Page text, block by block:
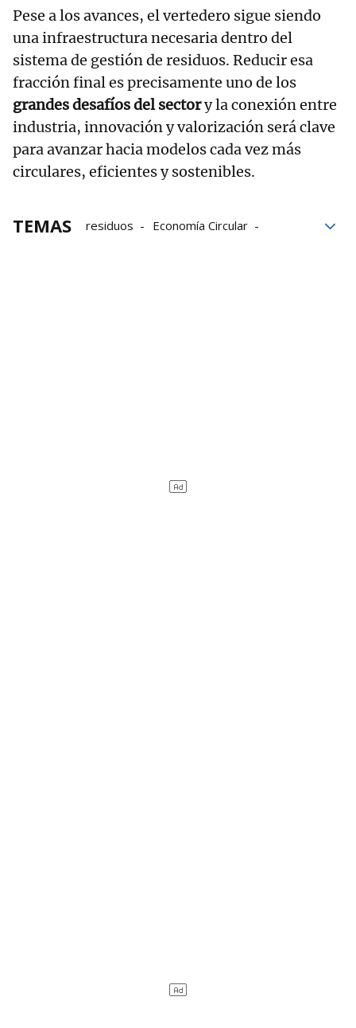
Pese a los avances, el vertedero sigue siendo
una infraestructura necesaria dentro del
sistema de gestión de residuos. Reducir esa
fracción final es precisamente uno de los
grandes desafíos del sectory la conexión entre
industria, innovación y valorización será clave
para avanzar hacia modelos cada vez más
circulares, eficientes y sostenibles.
TEMAS residuos
Economía Circular